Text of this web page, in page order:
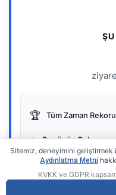
🏆 Tüm Zaman
⭐ Bugünün Rekoru:
Sitemiz, deneyimini geliştirmek
Aydınlatma Metni
KVKK ve GDPR